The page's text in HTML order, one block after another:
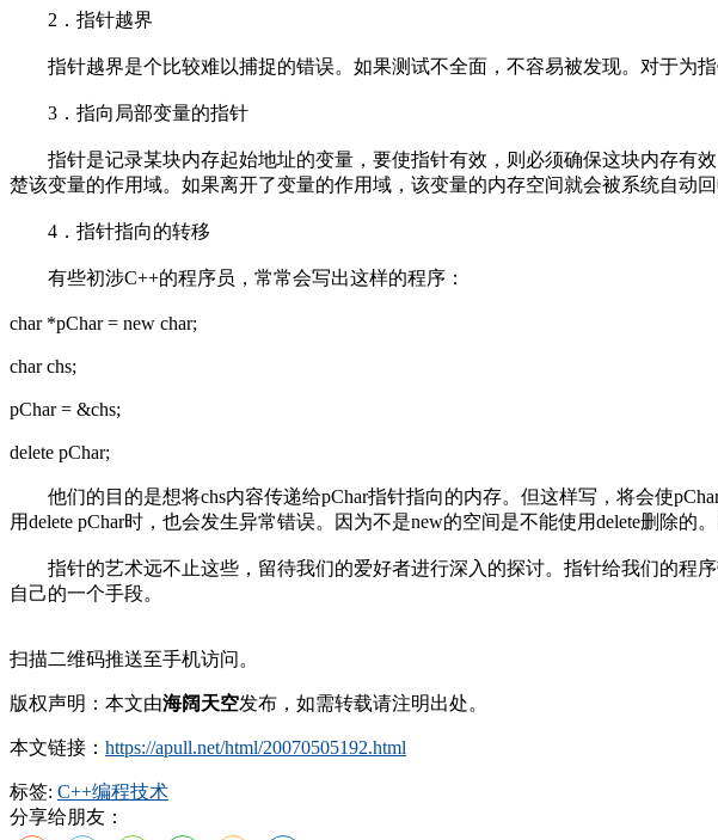
2．指针越界
指针越界是个比较难以捕捉的错误。如果测试不全面，不容易被发现。对于为
3．指向局部变量的指针
指针是记录某块内存起始地址的变量，要使指针有效，则必须确保这块内存有效
楚该变量的作用域。如果离开了变量的作用域，该变量的内存空间就会被系统自动
4．指针指向的转移
有些初涉C++的程序员，常常会写出这样的程序：
char *pChar = new char;
char chs;
pChar = &chs;
delete pChar;
他们的目的是想将chs内容传递给pChar指针指向的内存。但这样写，将会使
用delete pChar时，也会发生异常错误。因为不是new的空间是不能使用delete删除的
指针的艺术远不止这些，留待我们的爱好者进行深入的探讨。指针给我们的程
自己的一个手段。
扫描二维码推送至手机访问。
版权声明：本文由海阔天空发布，如需转载请注明出处。
本文链接： https://apull.net/html/20070505192.html
标签: C++编程技术
分享给朋友：